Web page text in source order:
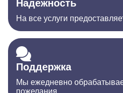
Надежность
На все услуги
Поддержка
Мы ежедневно
пожелания